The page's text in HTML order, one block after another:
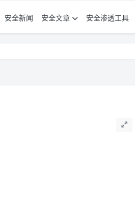
安全新闻 安全文章 安全渗透工具